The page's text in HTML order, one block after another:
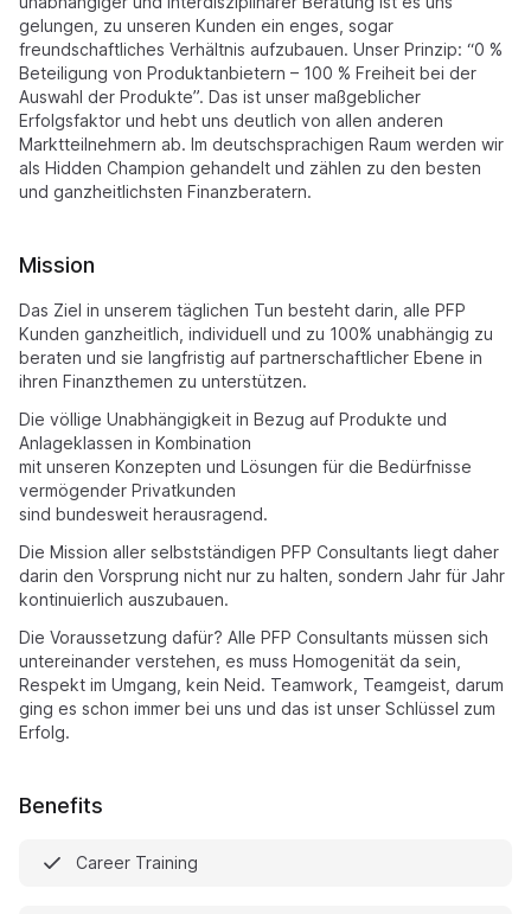
gelungen, zu unseren Kunden ein enges, sogar
freundschaftliches Verhältnis aufzubauen. Unser Prinzip: “0 %
Beteiligung von Produktanbietern – 100 % Freiheit bei der
Auswahl der Produkte”. Das ist unser maßgeblicher
Erfolgsfaktor und hebt uns deutlich von allen anderen
Marktteilnehmern ab. Im deutschsprachigen Raum werden wir
als Hidden Champion gehandelt und zählen zu den besten
und ganzheitlichsten Finanzberatern.
Mission
Das Ziel in unserem täglichen Tun besteht darin, alle PFP
Kunden ganzheitlich, individuell und zu 100% unabhängig zu
beraten und sie langfristig auf partnerschaftlicher Ebene in
ihren Finanzthemen zu unterstützen.
Die völlige Unabhängigkeit in Bezug auf Produkte und
Anlageklassen in Kombination
mit unseren Konzepten und Lösungen für die Bedürfnisse
vermögender Privatkunden
sind bundesweit herausragend.
Die Mission aller selbstständigen PFP Consultants liegt daher
darin den Vorsprung nicht nur zu halten, sondern Jahr für Jahr
kontinuierlich auszubauen.
Die Voraussetzung dafür? Alle PFP Consultants müssen sich
untereinander verstehen, es muss Homogenität da sein,
Respekt im Umgang, kein Neid. Teamwork, Teamgeist, darum
ging es schon immer bei uns und das ist unser Schlüssel zum
Erfolg.
Benefits
Career Training